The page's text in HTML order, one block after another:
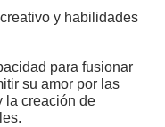
y habilidades
para fusionar
su amor por las
la creación de